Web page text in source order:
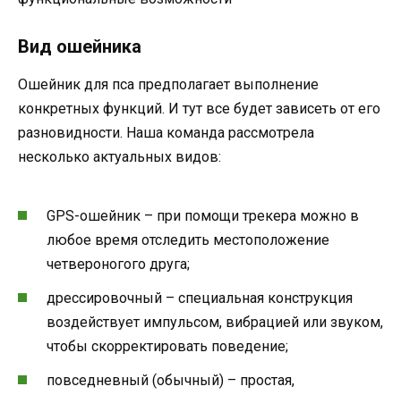
Вид ошейника
Ошейник для пса предполагает выполнение
конкретных функций. И тут все будет зависеть от его
разновидности. Наша команда рассмотрела
несколько актуальных видов:
GPS-ошейник – при помощи трекера можно в
любое время отследить местоположение
четвероногого друга;
дрессировочный – специальная конструкция
воздействует импульсом, вибрацией или звуком,
чтобы скорректировать поведение;
повседневный (обычный) – простая,